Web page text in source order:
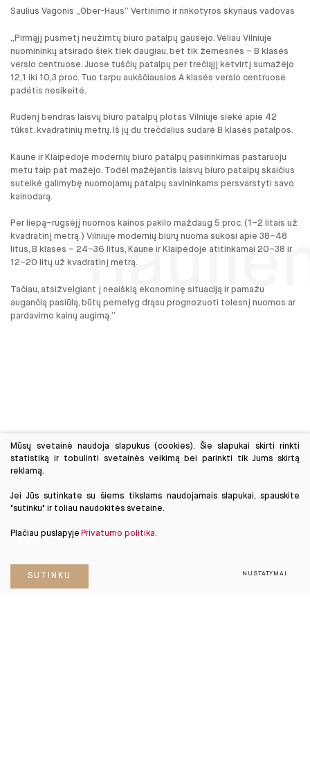
Saulius Vagonis „Ober-Haus” Vertinimo ir rinkotyros skyriaus vadovas
„Pirmąjį pusmetį neužimtų biuro patalpų gausėjo. Vėliau Vilniuje
nuomininkų atsirado šiek tiek daugiau, bet tik žemesnės – B klasės
verslo centruose. Juose tuščių patalpų per trečiąjį ketvirtį sumažėjo
12,1 iki 10,3 proc. Tuo tarpu aukščiausios A klasės verslo centruose
padėtis nesikeitė.
Rudenį bendras laisvų biuro patalpų plotas Vilniuje siekė apie 42
tūkst. kvadratinių metrų. Iš jų du trečdalius sudarė B klasės patalpos.
Kaune ir Klaipėdoje modernių biuro patalpų pasirinkimas pastaruoju
metu taip pat mažėjo. Todėl mažėjantis laisvų biuro patalpų skaičius
suteikė galimybę nuomojamų patalpų savininkams persvarstyti savo
kainodarą.
Per liepą–rugsėjį nuomos kainos pakilo maždaug 5 proc. (1–2 litais už
kvadratinį metrą.) Vilniuje modernių biurų nuoma sukosi apie 38–48
litus, B klasės – 24–36 litus, Kaune ir Klaipėdoje atitinkamai 20–38 ir
12–20 litų už kvadratinį metrą.
Tačiau, atsižvelgiant į neaiškią ekonominę situaciją ir pamažu
augančią pasiūlą, būtų pernelyg drąsu prognozuoti tolesnį nuomos ar
pardavimo kainų augimą.”
Mūsų svetainė naudoja slapukus (cookies). Šie slapukai skirti rinkti
statistiką ir tobulinti svetainės veikimą bei parinkti tik Jums skirtą
reklamą.
Jei Jūs sutinkate su šiems tikslams naudojamais slapukai, spauskite
"sutinku" ir toliau naudokitės svetaine.
Plačiau puslapyje Privatumo politika.
SUTINKU NUSTATYMAI